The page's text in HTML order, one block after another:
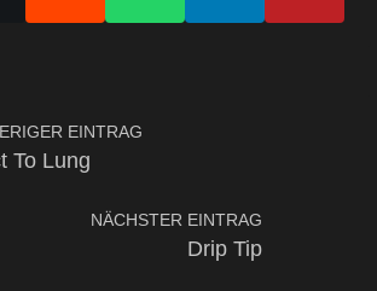
EINTRAG
To Lung
NÄCHSTER EINTRAG
Drip Tip